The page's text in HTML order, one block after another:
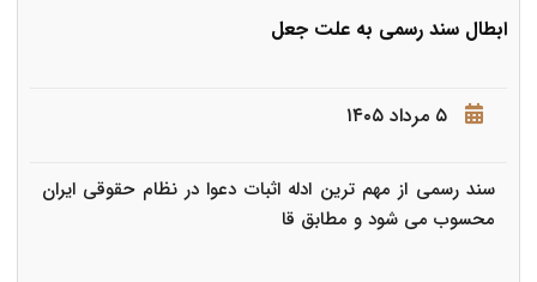
ابطال سند رسمی به علت جعل
۵ مرداد ۱۴۰۵
سند رسمی از مهم ترین ادله اثبات دعوا در نظام حقوقی ایران
محسوب می شود و مطابق قا